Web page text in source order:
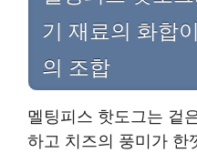
기 재료의 화합
의 조합
멜팅피스 핫도그는 겉
하고 치즈의 풍미가 한